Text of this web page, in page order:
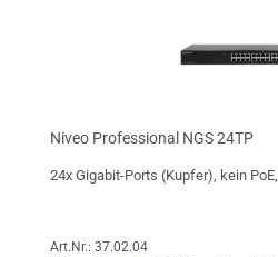
Niveo Professional NGS 24TP
24x Gigabit-Ports (Kupfer), kein
Art.Nr.: 37.02.04